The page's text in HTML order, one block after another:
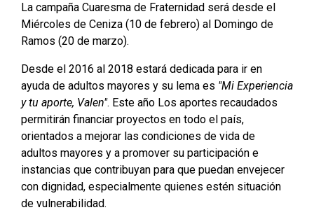
La campaña Cuaresma de Fraternidad será desde el
Miércoles de Ceniza (10 de febrero) al Domingo de
Ramos (20 de marzo).
Desde el 2016 al 2018 estará dedicada para ir en
ayuda de adultos mayores y su lema es "Mi Experiencia
y tu aporte, Valen". Este año Los aportes recaudados
permitirán financiar proyectos en todo el país,
orientados a mejorar las condiciones de vida de
adultos mayores y a promover su participación e
instancias que contribuyan para que puedan envejecer
con dignidad, especialmente quienes estén situación
de vulnerabilidad.